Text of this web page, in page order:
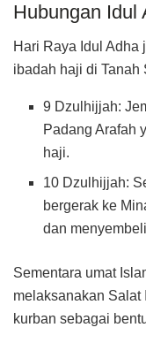
Hubungan Idul
Hari Raya Idul Adha
ibadah haji di Tanah
9 Dzulhijjah:
Padang Arafah
haji.
10 Dzulhijjah:
bergerak ke
dan
Sementara umat
melaksanakan Salat
kurban sebagai